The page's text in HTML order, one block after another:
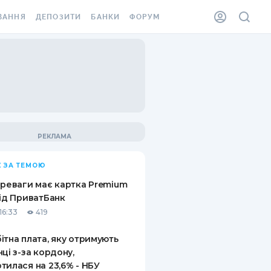
ВІНЬЄТКА
ВІД
ВИПАДКІВ
ДЕПОЗИТИ
ПИТАННЯ ТА ВІДПОВІДІ
ПУТІВНИКИ ПО
БАНКИ ФОРУМ
ЗА ТЕМОЮ
має картка Premium
ПриватБанк
419
плата, яку отримують
з-за кордону,
на 23,6% - НБУ